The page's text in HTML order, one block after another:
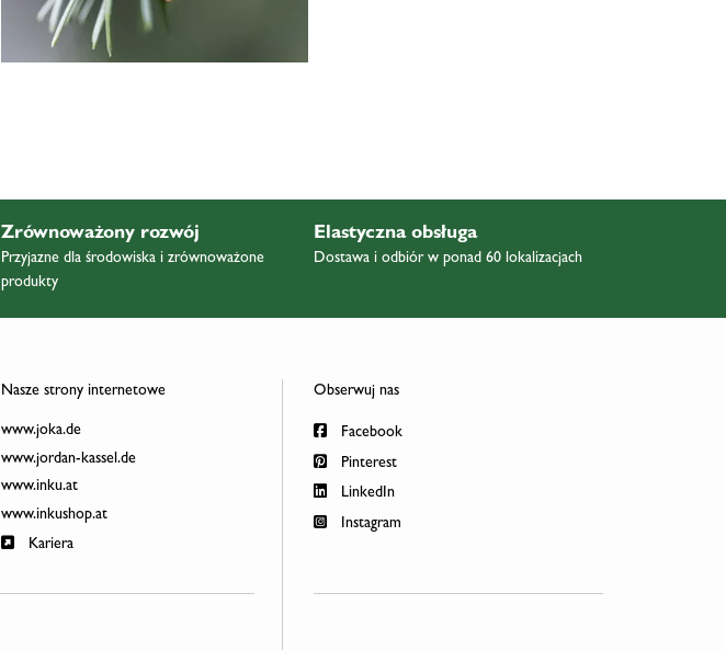
Zrównoważony rozwój
Przyjazne dla środowiska i zrównoważone
produkty
Elastyczna obsługa
Dostawa i odbiór w ponad 60 lokalizacjach
Nasze strony internetowe
www.joka.de
www.jordan-kassel.de
www.inku.at
www.inkushop.at
Kariera
Obserwuj nas
Facebook
Pinterest
LinkedIn
Instagram